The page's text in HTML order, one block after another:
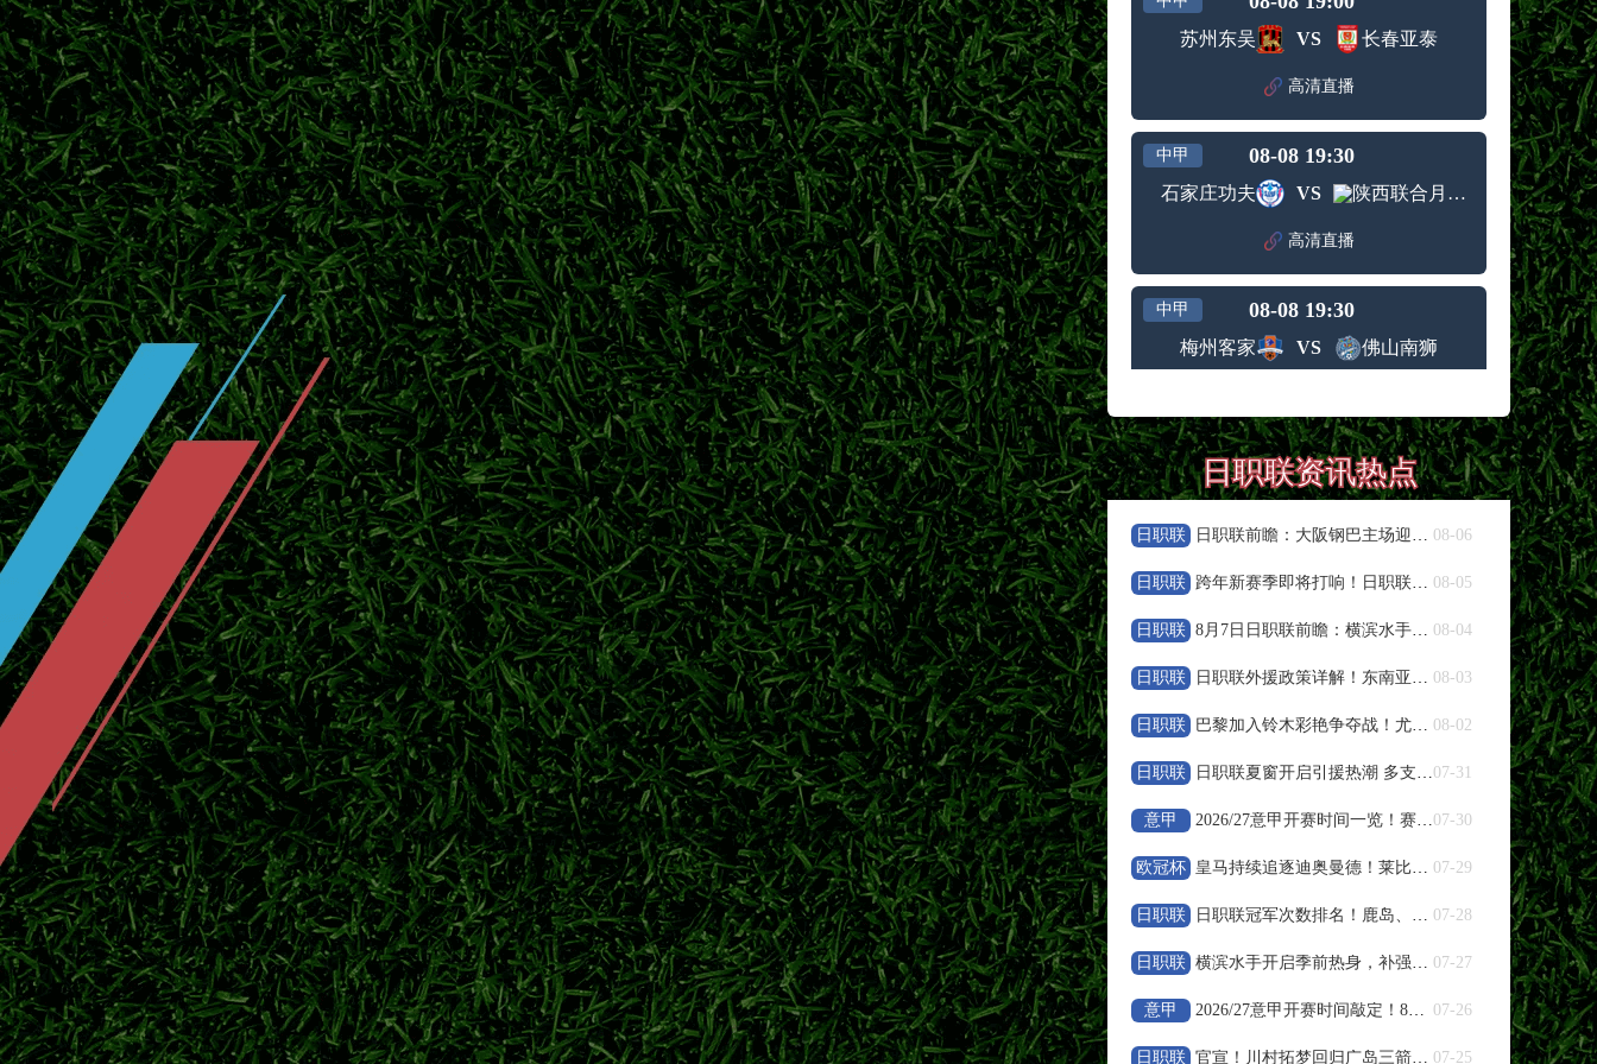
盘点J1联赛历史夺冠榜单，鹿岛鹿角领跑，详解横滨水手、川崎前锋等强队夺冠历程，回顾日职联多年争霸格
局。
日职联冠军次数排名 J1联赛哪个球队冠军最多 鹿岛鹿角 横滨水手
横滨水手开启季前热身，补强阵容冲击新赛季亚冠资格
2026日职联临近开赛，横滨水手投入季前热身备战。球队积极调整阵容，目标在跨年赛季争夺亚冠参赛席位。
横滨水手 日职联 j1联赛 日职联季前热身
官宣！川村拓梦回归广岛三箭补强中场
北京时间7月25日官方消息，日本中场川村拓梦离开萨尔茨堡红牛，永久转会重返广岛三箭，旅欧球员回归J联
赛。
川村拓梦 广岛三箭 日职联转会 萨尔茨堡红牛
东京绿茵敲定中场新援！补强中场，全力冲刺下半程联赛
2026日职联夏窗持续运作，东京绿茵签下实力派中场柴户海，充实中场轮换厚度，备战联赛下半程关键赛程。
东京绿茵 东京绿茵转会 东京绿茵补强 日职联夏窗
鹿岛鹿角官宣广濑陆斗回归！补强防线冲击日职联冠军
日职联豪门鹿岛鹿角正式签下后卫广濑陆斗，球员从神户胜利船重返老东家。经验丰富的本土后卫加盟，助力球
队下半程联赛争冠。
鹿岛鹿角 广濑陆斗 日职联转会 神户胜利船
伊东纯也VS前田大然！日本两大前锋特点与前景解析
2026美加墨世界杯落下帷幕，伊东纯也与前田大然代表日本队出战大赛。对比两名锋线球员技术风格，展望二人
俱乐部新赛季赛场表现。
伊东纯也 前田大然 日本前锋 2026世界杯
大阪钢巴夏窗阵容全面更新！8月7日迎战浦和红钻开启新赛季
2026/27跨年日职联开赛在即，盘点大阪钢巴夏窗人员变动、海外青训新星动态，详解揭幕战对阵浦和红钻的备战
苏州东吴 VS 长春亚泰
高清直播
中甲 08-08 19:30
石家庄功夫 VS 陕西联合月亮泊队
高清直播
中甲 08-08 19:30
梅州客家 VS 佛山南狮
中甲 08-08 19:30
南京城市 VS 南通支云
中超 08-08 19:35
中超 08-08 19:35
大连英博 VS 辽宁铁人
高清直播
中超 08-08 20:00
云南玉昆 VS 成都蓉城
高清直播
日职联资讯热点
日职联 日职联前瞻：大阪钢巴主场迎战浦和红钻，残阵对决看点十足 08-06
日职联 跨年新赛季即将打响！日职联夏窗人员变动盘点 08-05
日职联 8月7日日职联前瞻：横滨水手vs鹿岛鹿角 08-04
日职联 日职联外援政策详解！东南亚球员特殊规则说明 08-03
日职联 巴黎加入铃木彩艳争夺战！尤文报价遭帕尔马拒绝 08-02
日职联 日职联夏窗开启引援热潮 多支豪门调整阵容备战下半程07-31
意甲 2026/27意甲开赛时间一览！赛程周期与参赛队伍整理07-30
欧冠杯 皇马持续追逐迪奥曼德！莱比锡天才引发欧冠豪门竞价 07-29
日职联 日职联冠军次数排名！鹿岛、横滨水手、川崎前锋荣誉盘点 07-28
日职联 横滨水手开启季前热身，补强阵容冲击新赛季亚冠资格 07-27
意甲 2026/27意甲开赛时间敲定！8月23日联赛正式打响 07-26
日职联 官宣！川村拓梦回归广岛三箭补强中场 07-25